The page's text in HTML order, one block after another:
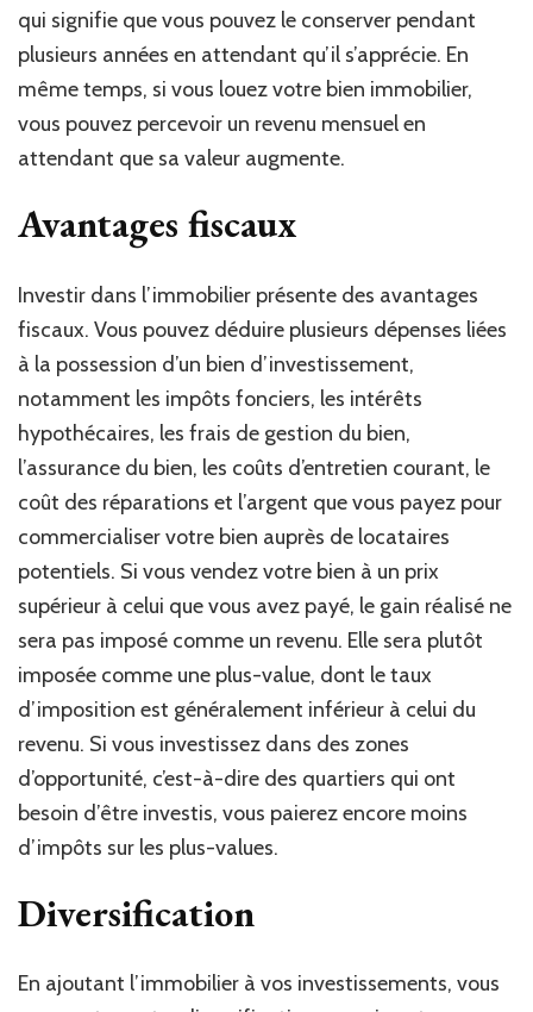
qui signifie que vous pouvez le conserver pendant
plusieurs années en attendant qu’il s’apprécie. En
même temps, si vous louez votre bien immobilier,
vous pouvez percevoir un revenu mensuel en
attendant que sa valeur augmente.
Avantages fiscaux
Investir dans l’immobilier présente des avantages
fiscaux. Vous pouvez déduire plusieurs dépenses liées
à la possession d’un bien d’investissement,
notamment les impôts fonciers, les intérêts
hypothécaires, les frais de gestion du bien,
l’assurance du bien, les coûts d’entretien courant, le
coût des réparations et l’argent que vous payez pour
commercialiser votre bien auprès de locataires
potentiels. Si vous vendez votre bien à un prix
supérieur à celui que vous avez payé, le gain réalisé ne
sera pas imposé comme un revenu. Elle sera plutôt
imposée comme une plus-value, dont le taux
d’imposition est généralement inférieur à celui du
revenu. Si vous investissez dans des zones
d’opportunité, c’est-à-dire des quartiers qui ont
besoin d’être investis, vous paierez encore moins
d’impôts sur les plus-values.
Diversification
En ajoutant l’immobilier à vos investissements, vous